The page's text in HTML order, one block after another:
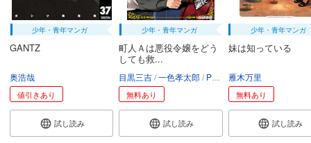
少年・青年マンガ
GANTZ
奥浩哉
値引きあり
試し読み
少年・青年マンガ
町人Ａは悪役令嬢をどう
しても救...
目黒三吉 一色孝太郎 Parum
無料あり
試し読み
少年・青年マンガ
妹は知っている
雁木万里
無料あり
試し読み